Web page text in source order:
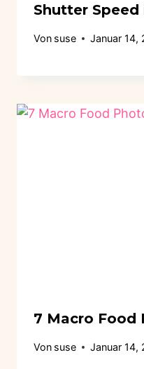
Shutter
Von suse Januar 14,
7 Macro Food
Von suse Januar 14,